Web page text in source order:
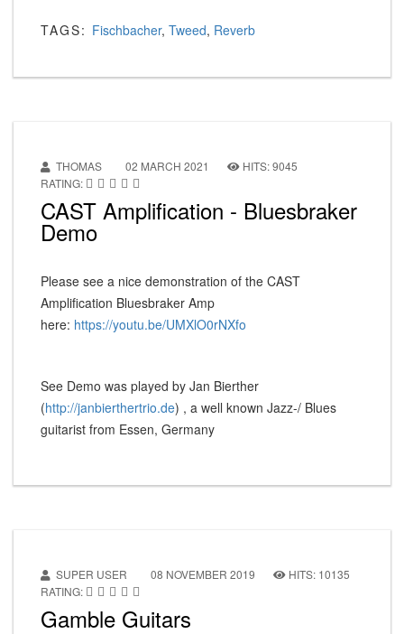
TAGS: Fischbacher, Tweed, Reverb
THOMAS 02 MARCH 2021
HITS: 9045
RATING:
CAST Amplification - Bluesbraker
Demo
Please see a nice demonstration of the CAST
Amplification Bluesbraker Amp
here: https://youtu.be/UMXlO0rNXfo
See Demo was played by Jan Bierther
(http://janbierthertrio.de) , a well known Jazz-/ Blues
guitarist from Essen, Germany
SUPER USER 08 NOVEMBER 2019
HITS: 10135
RATING:
Gamble Guitars